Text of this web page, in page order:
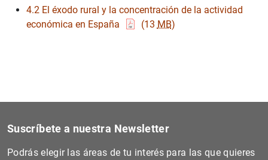
4.2 El éxodo rural y la concentración de la actividad
económica en España
(13 MB)
Suscríbete a nuestra Newsletter
Podrás elegir las áreas de tu interés para las que quieres